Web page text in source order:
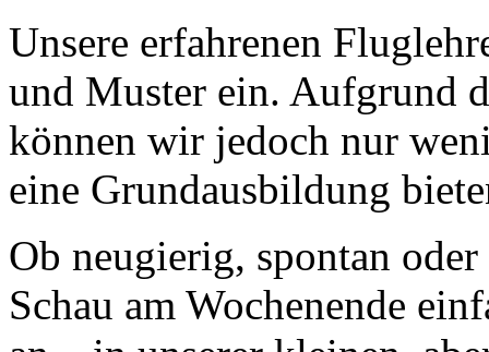
Unsere erfahrenen
und Muster ein. Aufgrund
können wir jedoch nur
eine Grundausbildung
Ob neugierig, spontan
Schau am Wochenende